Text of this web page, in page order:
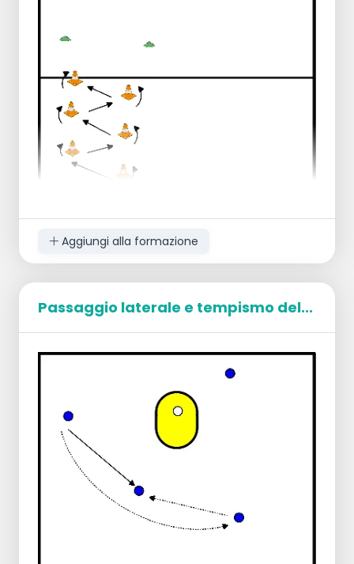
Obiettivo
Realizzare per primi 20 tiri in corsa.
I giocatori vengono divisi in gruppi di 3 o 4
persone.
Inizia presso le tre barriere e saltaci sopra,
partendo da sinistra.
Vai avanti e indietro sulle barriere.
Corri a slalom intorno ai coni.
Tocca i cappellini.
Segui poi con un tiro in corsa a velocità.
Cerca di eseguire il tiro in corsa con calma
Aggiungi alla formazione
Passaggio laterale e tempismo del...